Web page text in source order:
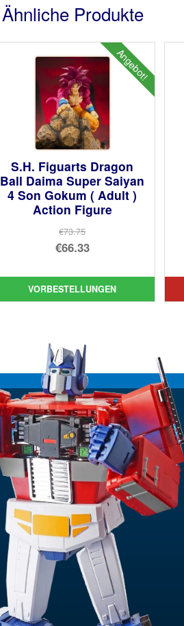
Ähnliche Produkte
Angebot!
S.H. Figuarts Dragon
Ball Daima Super Saiyan
4 Son Gokum ( Adult )
Action Figure
€73.75
Ursprünglicher
war:
€73.75
€66.33
Preis
ist:
VORBESTELLUNGEN